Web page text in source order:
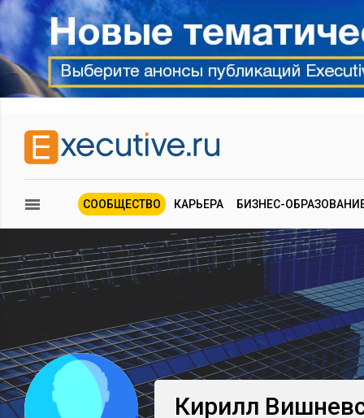
СООБЩЕСТВО КАРЬЕРА БИЗНЕС-
Кирилл